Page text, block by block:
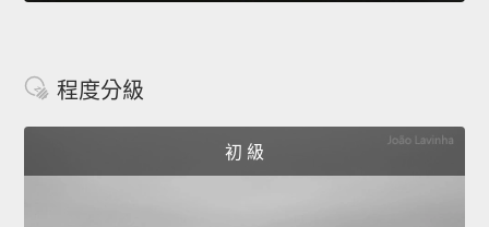
程度分級
初 級